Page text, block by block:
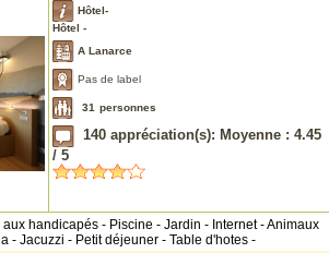
Hôtel-
Hôtel -
A Lanarce
Pas de label
31 personnes
140 appréciation(s): Moyenne : 4.45
/ 5
handicapés - Piscine - Jardin - Internet - Animaux
- Jacuzzi - Petit déjeuner - Table d'hotes -